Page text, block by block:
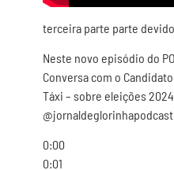
terceira parte parte
Neste novo episódio do
Conversa com o
Táxi – sobre eleições
@jornaldeglorinhapodcast
0:00
0:01